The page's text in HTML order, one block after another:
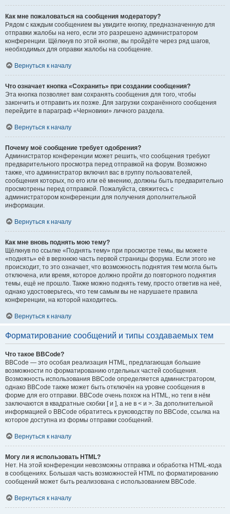
Как мне пожаловаться на сообщения модератору?
Рядом с каждым сообщением вы увидите кнопку, предназначенную для
отправки жалобы на него, если это разрешено администратором
конференции. Щёлкнув по этой кнопке, вы пройдёте через ряд шагов,
необходимых для оправки жалобы на сообщение.
Вернуться к началу
Что означает кнопка «Сохранить» при создании сообщения?
Эта кнопка позволяет вам сохранять сообщения для того, чтобы
закончить и отправить их позже. Для загрузки сохранённого сообщения
перейдите в параграф «Черновики» личного раздела.
Вернуться к началу
Почему моё сообщение требует одобрения?
Администратор конференции может решить, что сообщения требуют
предварительного просмотра перед отправкой на форум. Возможно
также, что администратор включил вас в группу пользователей,
сообщения которых, по его или её мнению, должны быть предварительно
просмотрены перед отправкой. Пожалуйста, свяжитесь с
администратором конференции для получения дополнительной
информации.
Вернуться к началу
Как мне вновь поднять мою тему?
Щёлкнув по ссылке «Поднять тему» при просмотре темы, вы можете
«поднять» её в верхнюю часть первой страницы форума. Если этого не
происходит, то это означает, что возможность поднятия тем могла быть
отключена, или время, которое должно пройти до повторного поднятия
темы, ещё не прошло. Также можно поднять тему, просто ответив на неё,
однако удостоверьтесь, что тем самым вы не нарушаете правила
конференции, на которой находитесь.
Вернуться к началу
Форматирование сообщений и типы создаваемых тем
Что такое BBCode?
BBCode — это особая реализация HTML, предлагающая большие
возможности по форматированию отдельных частей сообщения.
Возможность использования BBCode определяется администратором,
однако BBCode также может быть отключён на уровне сообщения в
форме для его отправки. BBCode очень похож на HTML, но теги в нём
заключаются в квадратные скобки [ и ], а не в < и >. За дополнительной
информацией о BBCode обратитесь к руководству по BBCode, ссылка на
которое доступна из формы отправки сообщений.
Вернуться к началу
Могу ли я использовать HTML?
Нет. На этой конференции невозможны отправка и обработка HTML-кода
в сообщениях. Большая часть возможностей HTML по форматированию
сообщений может быть реализована с использованием BBCode.
Вернуться к началу